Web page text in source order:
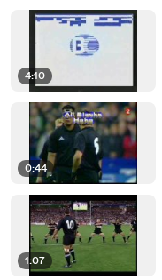
4:10
0:44
1:07